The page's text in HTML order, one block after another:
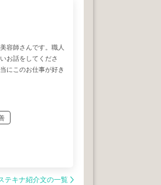
容師さんです。職人
お話をしてくださ
にこのお仕事が好き
テキナ紹介文の一覧